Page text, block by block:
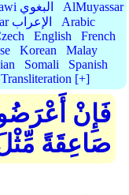
AlBaghawi البغوي
AlMuyassar
Grammar الإعراب
Arabic
English
French
Korean
Malay
Somali
Spanish
Transliteration [+]
فَإِنْ
صَاعِقَةً